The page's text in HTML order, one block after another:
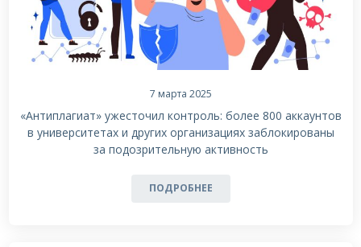
7 марта 2025
«Антиплагиат» ужесточил контроль: более 800 аккаунтов
в университетах и других организациях заблокированы
за подозрительную активность
ПОДРОБНЕЕ